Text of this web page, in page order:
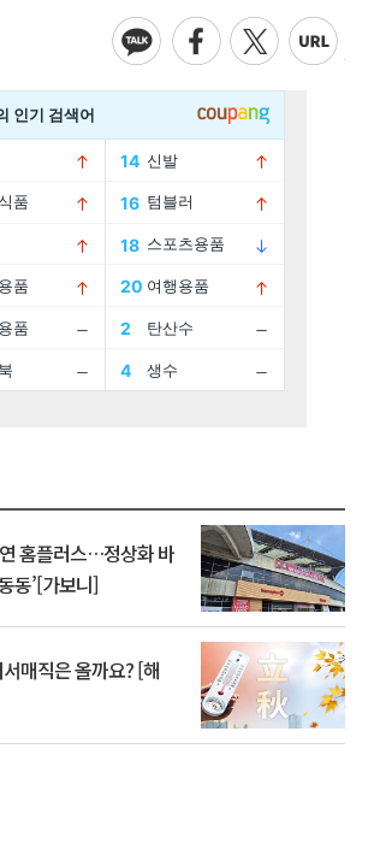
홈플러스…정상화 바
동’[가보니]
매직은 올까요? [해